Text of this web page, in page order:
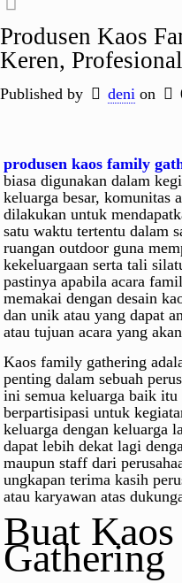
Produsen Kaos
Keren,
Published by deni on
produsen kaos family
biasa digunakan dalam
keluarga besar, komunitas
dilakukan untuk
satu waktu tertentu dalam
ruangan outdoor guna
kekeluargaan serta tali
pastinya apabila acara
memakai dengan desain
dan unik atau yang dapat
atau tujuan acara yang
Kaos family gathering
penting dalam sebuah
ini semua keluarga baik
berpartisipasi untuk
keluarga dengan keluarga
dapat lebih dekat lagi
maupun staff dari
ungkapan terima kasih
atau karyawan atas
Buat
Gathering